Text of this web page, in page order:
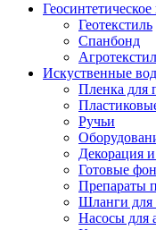
Геотекстиль
Спанбонд
Искуственные
Пленка для
Ручьи
Декорация
Готовые
Препараты
Шланги для
Насосы для